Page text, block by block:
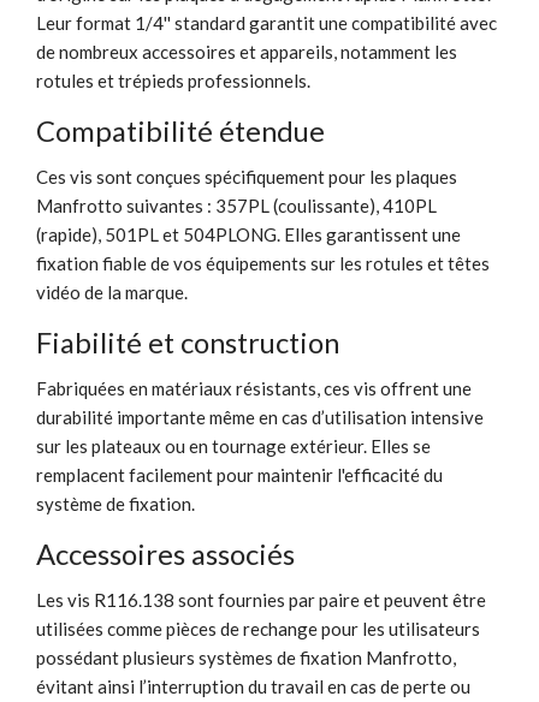
Leur format 1/4'' standard garantit une compatibilité avec
de nombreux accessoires et appareils, notamment les
rotules et trépieds professionnels.
Compatibilité étendue
Ces vis sont conçues spécifiquement pour les plaques
Manfrotto suivantes : 357PL (coulissante), 410PL
(rapide), 501PL et 504PLONG. Elles garantissent une
fixation fiable de vos équipements sur les rotules et têtes
vidéo de la marque.
Fiabilité et construction
Fabriquées en matériaux résistants, ces vis offrent une
durabilité importante même en cas d’utilisation intensive
sur les plateaux ou en tournage extérieur. Elles se
remplacent facilement pour maintenir l'efficacité du
système de fixation.
Accessoires associés
Les vis R116.138 sont fournies par paire et peuvent être
utilisées comme pièces de rechange pour les utilisateurs
possédant plusieurs systèmes de fixation Manfrotto,
évitant ainsi l’interruption du travail en cas de perte ou